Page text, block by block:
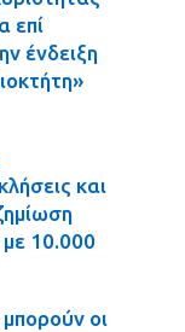
επί
ένδειξη
και
10.000
οι